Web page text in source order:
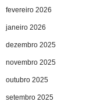
fevereiro 2026
janeiro 2026
dezembro 2025
novembro 2025
outubro 2025
setembro 2025